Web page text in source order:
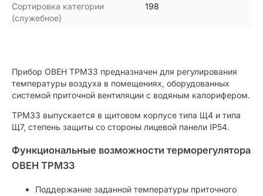
Сортировка категории
(служебное)
198
Прибор ОВЕН ТРМ33 предназначен для регулирования
температуры воздуха в помещениях, оборудованных
системой приточной вентиляции с водяным калорифером.
ТРМ33 выпускается в щитовом корпусе типа Щ4 и типа
Щ7, степень защиты со стороны лицевой панели IP54.
Функциональные возможности терморегулятора
ОВЕН ТРМ33
Поддержание заданной температуры приточного